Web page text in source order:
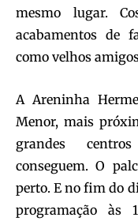
mesmo lugar.
acabamentos de
como velhos
A Areninha
Menor, mais
grandes
conseguem. O
perto. E no fim do
programação às